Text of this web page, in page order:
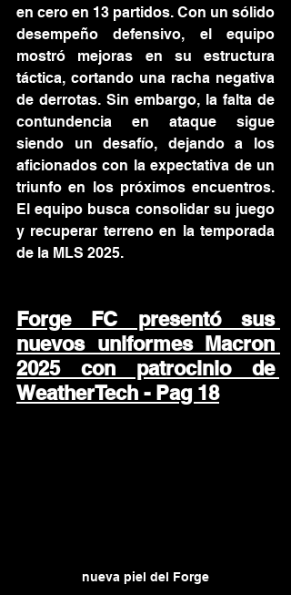
en cero en 13 partidos. Con un sólido
desempeño defensivo, el equipo
mostró mejoras en su estructura
táctica, cortando una racha negativa
de derrotas. Sin embargo, la falta de
contundencia en ataque sigue
siendo un desafío, dejando a los
aficionados con la expectativa de un
triunfo en los próximos encuentros.
El equipo busca consolidar su juego
y recuperar terreno en la temporada
de la MLS 2025.
Forge FC presentó sus
nuevos uniformes Macron
2025 con patrocinio de
WeatherTech - Pag 18
nueva piel del Forge